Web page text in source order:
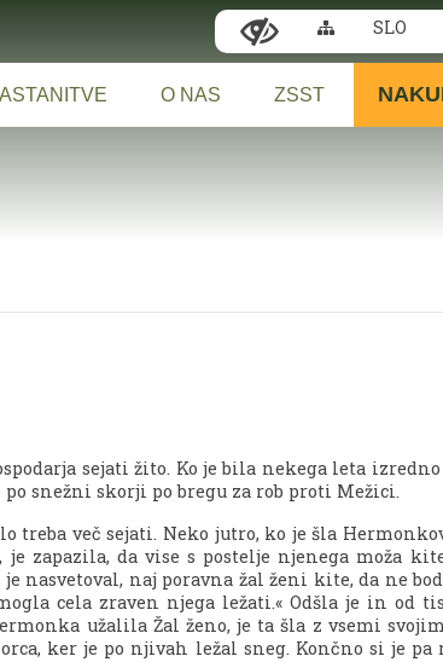
SLO
O NAS ZSST
sejati žito. Ko je bila nekega leta
po snežni skorji po bregu za rob proti Mežici.
več sejati. Neko jutro, ko je šla
zapazila, da vise s postelje njenega moža
nasvetoval, naj poravna žal ženi kite, da ne
cela zraven njega ležati.« Odšla je in od
užalila Žal ženo, je ta šla z vsemi
ker je po njivah ležal sneg. Končno si je pa